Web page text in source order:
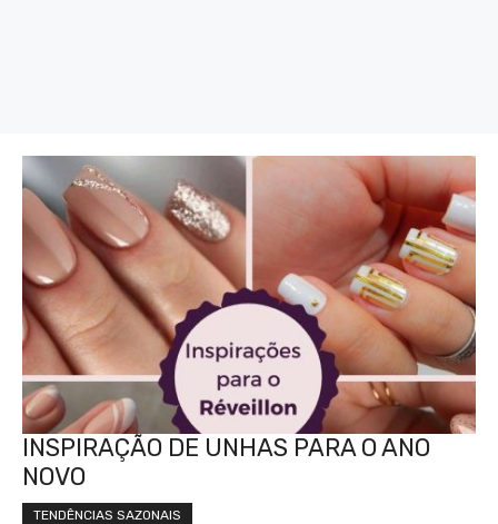
INSPIRAÇÃO DE UNHAS PARA O ANO
NOVO
TENDÊNCIAS SAZONAIS